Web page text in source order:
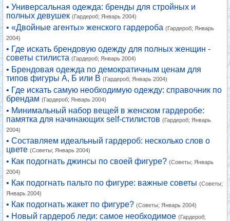
• Универсальная одежда: бренды для стройных и
полных девушек (Гардероб; Январь 2004)
• «Двойные агенты» женского гардероба (Гардероб; Январь
2004)
• Где искать брендовую одежду для полных женщин -
советы стилиста (Гардероб; Январь 2004)
• Брендовая одежда по демократичным ценам для
типов фигуры А, Б или В (Гардероб; Январь 2004)
• Где искать самую необходимую одежду: справочник по
брендам (Гардероб; Январь 2004)
• Минимальный набор вещей в женском гардеробе:
памятка для начинающих self-стилистов (Гардероб; Январь
2004)
• Составляем идеальный гардероб: несколько слов о
цвете (Советы; Январь 2004)
• Как подогнать джинсы по своей фигуре? (Советы; Январь
2004)
• Как подогнать пальто по фигуре: важные советы (Советы;
Январь 2004)
• Как подогнать жакет по фигуре? (Советы; Январь 2004)
• Новый гардероб леди: самое необходимое (Гардероб;